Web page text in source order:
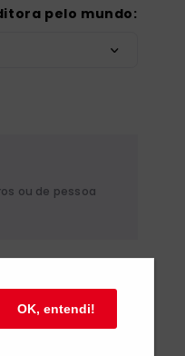
pelo mundo:
ou de pessoa
OK, entendi!